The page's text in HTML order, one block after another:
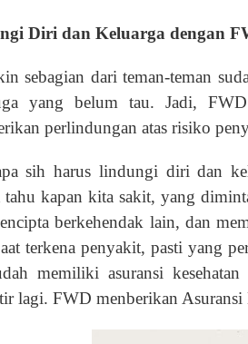
Diri dan Keluarga dengan
sebagian dari teman-teman
yang belum tau. Jadi,
perlindungan atas risiko
sih harus lindungi diri dan
tahu kapan kita sakit, yang
berkehendak lain, dan
terkena penyakit, pasti yang
memiliki asuransi
lagi. FWD menberikan Asuransi